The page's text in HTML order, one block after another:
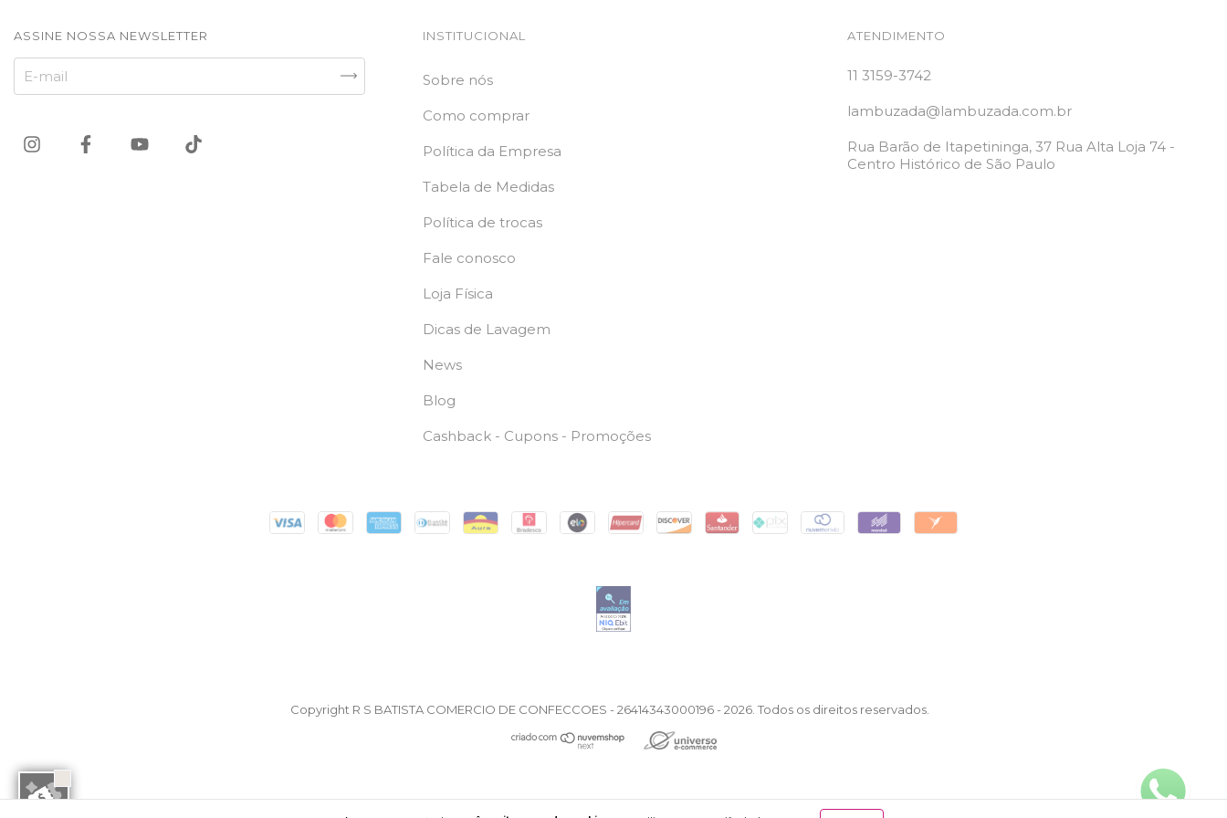
ASSINE NOSSA NEWSLETTER INSTITUCIONAL
Sobre nós
Como comprar
Política da Empresa
Tabela de Medidas
Política de trocas
Fale conosco
Loja Física
Dicas de Lavagem
News
Blog
Cashback - Cupons - Promoções
ATENDIMENTO
11 3159-3742
lambuzada@lambuzada.com.br
Rua Barão de Itapetininga, 37 Rua Alta Loja 74 -
Centro Histórico de São Paulo
Copyright R S BATISTA COMERCIO DE CONFECCOES - 26414343000196 - 2026. Todos os direitos reservados.